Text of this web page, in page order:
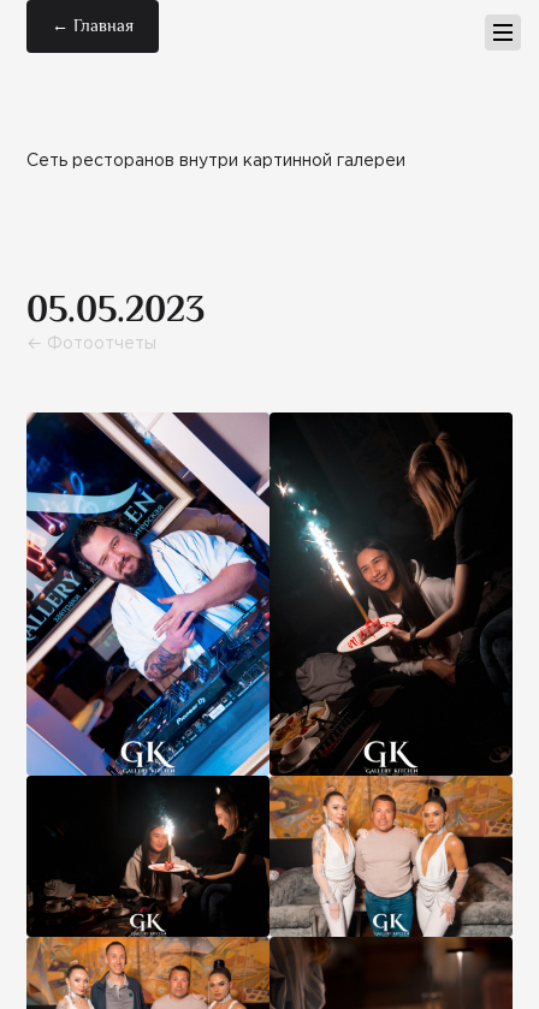
← Главная
Сеть ресторанов внутри картинной галереи
05.05.2023
← Фотоотчеты